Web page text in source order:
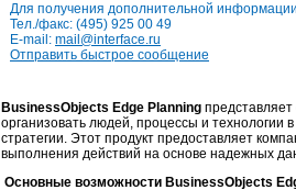
Для получения дополнительной
Тел./факс: (495) 925 00 49
E-mail: mail@interface.ru
Отправить быстрое сообщение
BusinessObjects Edge Planning
организовать людей, процессы и технологии
стратегии. Этот продукт предоставляет
выполнения действий на основе надежных
Основные возможности BusinessObjects